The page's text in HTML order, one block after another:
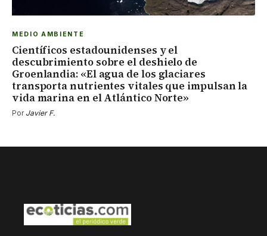
MEDIO AMBIENTE
Científicos estadounidenses y el
descubrimiento sobre el deshielo de
Groenlandia: «El agua de los glaciares
transporta nutrientes vitales que impulsan la
vida marina en el Atlántico Norte»
Por Javier F.